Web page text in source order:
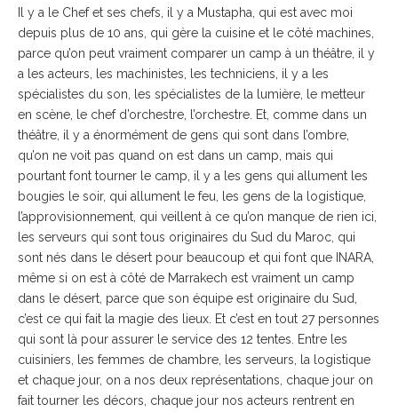
Il y a le Chef et ses chefs, il y a Mustapha, qui est avec moi
depuis plus de 10 ans, qui gère la cuisine et le côté machines,
parce qu’on peut vraiment comparer un camp à un théâtre, il y
a les acteurs, les machinistes, les techniciens, il y a les
spécialistes du son, les spécialistes de la lumière, le metteur
en scène, le chef d’orchestre, l’orchestre. Et, comme dans un
théâtre, il y a énormément de gens qui sont dans l’ombre,
qu’on ne voit pas quand on est dans un camp, mais qui
pourtant font tourner le camp, il y a les gens qui allument les
bougies le soir, qui allument le feu, les gens de la logistique,
l’approvisionnement, qui veillent à ce qu’on manque de rien ici,
les serveurs qui sont tous originaires du Sud du Maroc, qui
sont nés dans le désert pour beaucoup et qui font que INARA,
même si on est à côté de Marrakech est vraiment un camp
dans le désert, parce que son équipe est originaire du Sud,
c’est ce qui fait la magie des lieux. Et c’est en tout 27 personnes
qui sont là pour assurer le service des 12 tentes. Entre les
cuisiniers, les femmes de chambre, les serveurs, la logistique
et chaque jour, on a nos deux représentations, chaque jour on
fait tourner les décors, chaque jour nos acteurs rentrent en